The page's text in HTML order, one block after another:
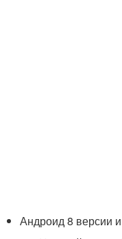
Андроид 8 версии